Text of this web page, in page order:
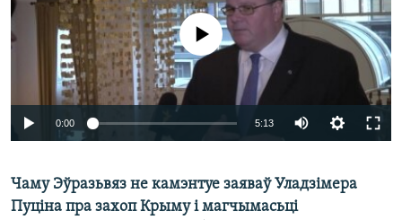
КАЛЯНДАР
НА ХВАЛЯХ СВАБОДЫ
No media source currently available
0:00 5:13
Чаму Эўразьвяз не камэнтуе заяваў Уладзімера
Пуціна пра захоп Крыму і магчымасьці